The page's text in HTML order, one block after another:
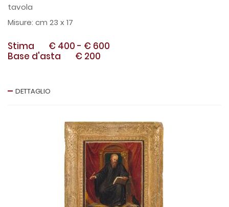
tavola
cm 23 x 17
Stima € 400 - € 600
Base d'asta
€ 200
DETTAGLIO